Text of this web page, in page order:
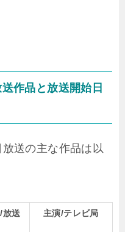
作品と放送開始日
送の主な作品は以
放送
主演/テレビ局